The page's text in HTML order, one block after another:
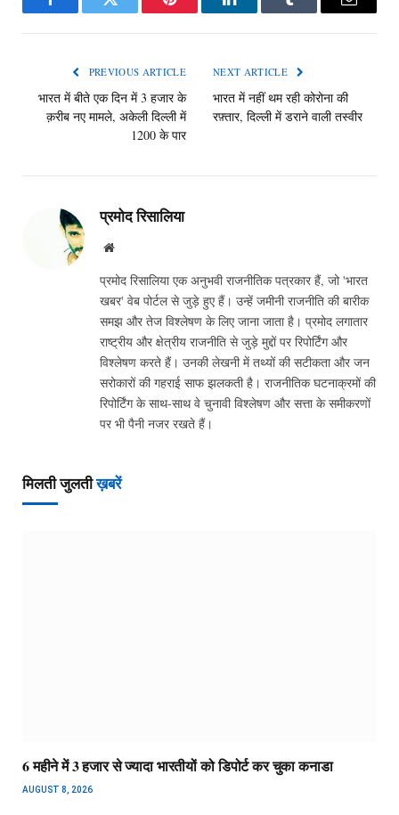
FacebookTwitter Pinterest LinkedInTumblr Email
PREVIOUS ARTICLE
भारत में बीते एक दिन में 3 हजार के
क़रीब नए मामले, अकेली दिल्ली में
1200 के पार
NEXT ARTICLE
भारत में नहीं थम रही कोरोना की
रफ़्तार, दिल्ली में डराने वाली तस्वीर
प्रमोद रिसालिया
Website
प्रमोद रिसालिया एक अनुभवी राजनीतिक पत्रकार हैं, जो 'भारत
खबर' वेब पोर्टल से जुड़े हुए हैं। उन्हें जमीनी राजनीति की बारीक
समझ और तेज विश्लेषण के लिए जाना जाता है। प्रमोद लगातार
राष्ट्रीय और क्षेत्रीय राजनीति से जुड़े मुद्दों पर रिपोर्टिंग और
विश्लेषण करते हैं। उनकी लेखनी में तथ्यों की सटीकता और जन
सरोकारों की गहराई साफ झलकती है। राजनीतिक घटनाक्रमों की
रिपोर्टिंग के साथ-साथ वे चुनावी विश्लेषण और सत्ता के समीकरणों
पर भी पैनी नजर रखते हैं।
मिलती जुलतीख़बरें
6 महीने में 3 हजार से ज्यादा भारतीयों को डिपोर्ट कर चुका कनाडा
AUGUST 8, 2026